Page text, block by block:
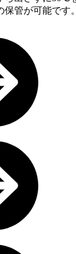
管が可能です。